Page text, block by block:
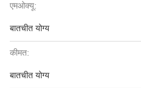
एमओक्यू:
बातचीत योग्य
कीमत:
बातचीत योग्य